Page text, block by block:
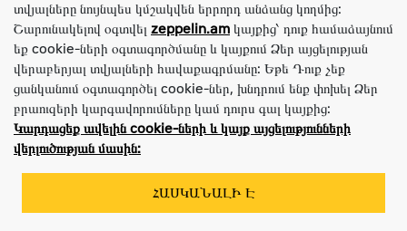
Բրենդ
Ascenso
Սարքավորման Տեսակը
Բեռնիչ Էքսկավատոր
Անվադողի Տեսակը
Անկյունագծային
Չափս
18.4-26
ՀԱՐՑՆԵԼ ԳԻՆԸ
ԻՄԱՆԱԼ ԱՎԵԼԻՆ
տվյալները նույնպես կմշակվեն երրորդ անձանց կողմից:
Շարունակելով օգտվել zeppelin.am կայքից՝ դուք համաձայնում
եք cookie-ների օգտագործմանը և կայքում Ձեր այցելության
վերաբերյալ տվյալների հավաքագրմանը: Եթե Դուք չեք
ցանկանում օգտագործել cookie-ներ, խնդրում ենք փոխել Ձեր
բրաուզերի կարգավորումները կամ դուրս գալ կայքից:
Կարդացեք ավելին cookie-ների և կայք այցելությունների
վերլուծության մասին:
ՀԱՍԿԱՆԱԼԻ Է